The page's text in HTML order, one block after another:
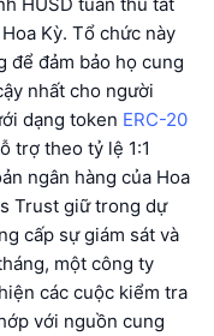
Kỳ. Tổ chức này
để đảm bảo họ cung
nhất cho người
dạng token ERC-20
trợ theo tỷ lệ 1:1
ngân hàng của Hoa
Trust giữ trong dự
cấp sự giám sát và
một công ty
các cuộc kiểm tra
với nguồn cung